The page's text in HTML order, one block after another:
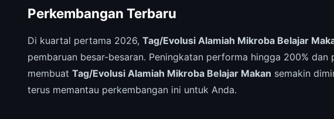
Perkembangan Terbaru
Di kuartal pertama 2026, Tag/Evolusi Alamiah Mikroba Belajar
pembaruan besar-besaran. Peningkatan performa hingga 200%
membuat Tag/Evolusi Alamiah Mikroba Belajar Makan semakin
terus memantau perkembangan ini untuk Anda.